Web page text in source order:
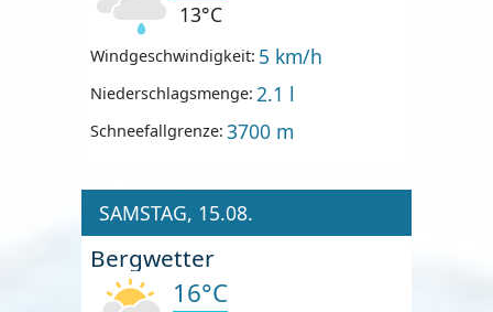
13°C
Windgeschwindigkeit: 5 km/h
Niederschlagsmenge: 2.1 l
Schneefallgrenze: 3700 m
SAMSTAG, 15.08.
Bergwetter
16°C